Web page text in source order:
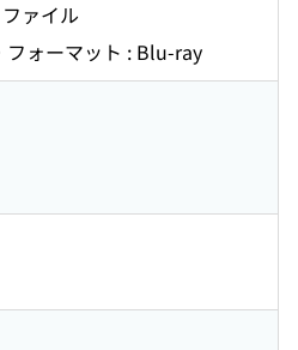
ァイル
フォーマット : Blu-ray